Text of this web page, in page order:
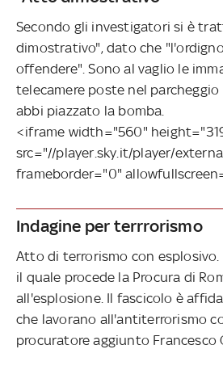
Secondo gli investigatori si è
dimostrativo", dato che
offendere". Sono al vaglio le
telecamere poste nel
abbi piazzato la bomba.
<iframe width="560"
src="//player.sky.it/player/
frameborder="0"
Indagine per terrrorismo
Atto di terrorismo con
il quale procede la Procura di
all'esplosione. Il fascicolo è
che lavorano all'antiterrorismo
procuratore aggiunto Francesco